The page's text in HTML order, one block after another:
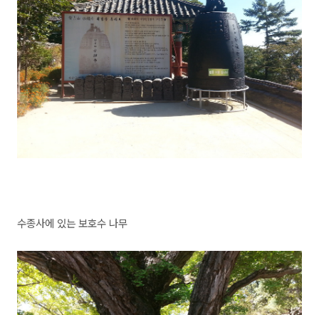
수종사에 있는 보호수 나무